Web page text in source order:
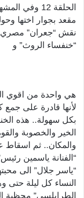
الحلقة 12
مقعد بجوار اختها
نقش “جعران”
“خنفساء الروث” و
هي واحدة من اقوي
لأنها قادرة على جمع
بكل سهولة.. هذه
الخير والخصوبة
والمكان.. ثم اسقاط
“الفنانة ياسمين
“ياسر جلال” الى
النساء كل ليلة حتى
الطرابلسي” محظية